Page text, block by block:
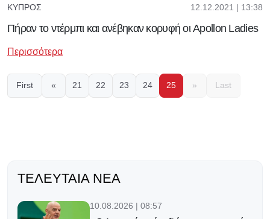
ΚΎΠΡΟΣ 12.12.2021 | 13:38
Πήραν το ντέρμπι και ανέβηκαν κορυφή οι Apollon Ladies
Περισσότερα
First « 21 22 23 24 25 » Last
ΤΕΛΕΥΤΑΊΑ ΝΈΑ
10.08.2026 | 08:57